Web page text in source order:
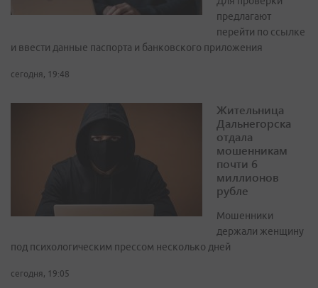
предлагают
перейти по ссылке
и ввести данные паспорта и банковского приложения
сегодня, 19:48
Жительница
Дальнегорска
отдала
мошенникам
почти 6
миллионов
рубле
Мошенники
держали женщину
под психологическим прессом несколько дней
сегодня, 19:05